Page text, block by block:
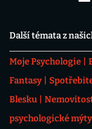
Další témata z
Moje Psychologie
Fantasy
Blesku
psychologické mýty